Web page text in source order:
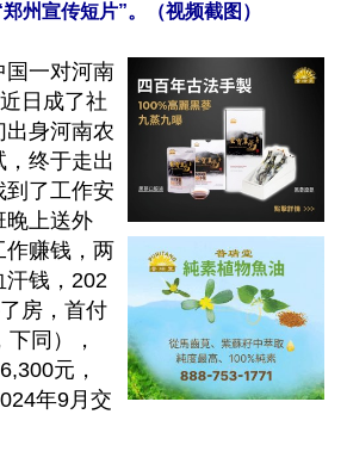
州宣传短片”。（视频截图）
国一对河南
日成了社
出身河南农
终于走出
到了工作安
晚上送外
作赚钱，两
汗钱，202
房，首付
同），
元，
年9月交